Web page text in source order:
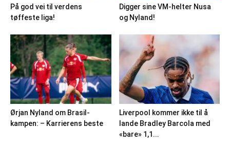
På god vei til verdens
tøffeste liga!
Digger sine VM-helter Nusa
og Nyland!
Ørjan Nyland om Brasil-
kampen: – Karrierens beste
Liverpool kommer ikke til å
lande Bradley Barcola med
«bare» 1,1...